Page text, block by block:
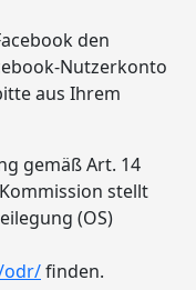
den
Nutzerkonto
aus Ihrem
gemäß Art. 14
stellt
(OS)
odr/finden.